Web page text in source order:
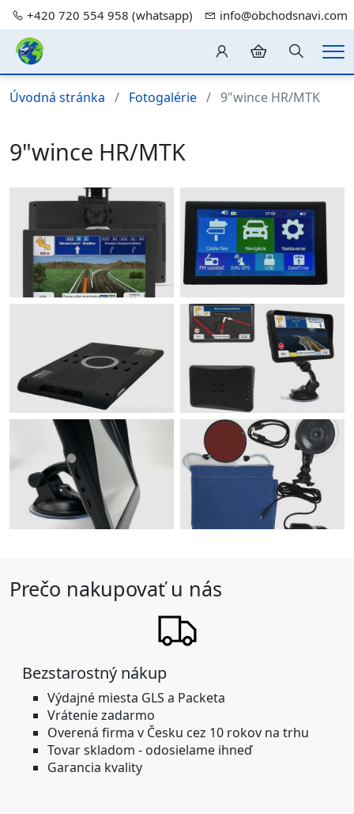
+420 720 554 958 (whatsapp) info@obchodsnavi.com
Hledání
Úvodná stránka Fotogalérie 9"wince HR/MTK
9"wince HR/MTK
Prečo nakupovať u nás
Bezstarostný nákup
Výdajné miesta GLS a Packeta
Vrátenie zadarmo
Overená firma v Česku cez 10 rokov na trhu
Tovar skladom - odosielame ihneď
Garancia kvality